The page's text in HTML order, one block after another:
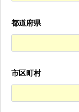
都道府県
市区町村